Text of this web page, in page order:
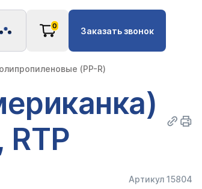
0 Заказать звонок
(PP-R)
Артикул 15804